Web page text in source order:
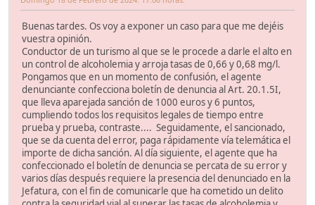
Buenas tardes. Os voy a exponer un caso para que me dejéis
vuestra opinión.
Conductor de un turismo al que se le procede a darle el alto en
un control de alcoholemia y arroja tasas de 0,66 y 0,68 mg/l.
Pongamos que en un momento de confusión, el agente
denunciante confecciona boletín de denuncia al Art. 20.1.5I,
que lleva aparejada sanción de 1000 euros y 6 puntos,
cumpliendo todos los requisitos legales de tiempo entre
prueba y prueba, contraste.... Seguidamente, el sancionado,
que se da cuenta del error, paga rápidamente vía telemática el
importe de dicha sanción. Al día siguiente, el agente que ha
confeccionado el boletín de denuncia se percata de su error y
varios días después requiere la presencia del denunciado en la
Jefatura, con el fin de comunicarle que ha cometido un delito